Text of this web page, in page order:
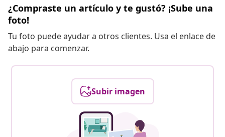
¿Compraste un artículo y te gustó? ¡Sube una
foto!
Tu foto puede ayudar a otros clientes. Usa el enlace de
abajo para comenzar.
Subir imagen